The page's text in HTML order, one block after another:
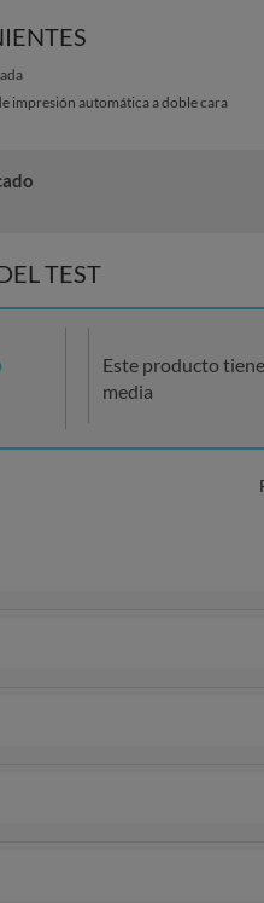
impresión automática a doble cara
TEST
Este producto
media